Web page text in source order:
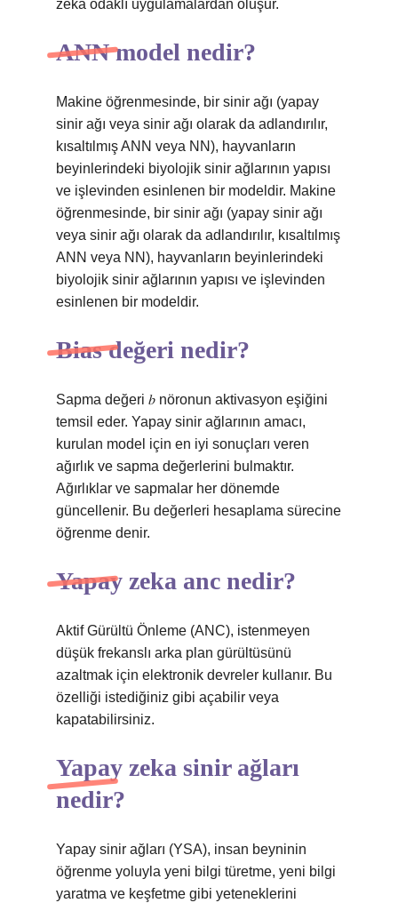
zeka odaklı uygulamalardan oluşur.
ANN model nedir?
Makine öğrenmesinde, bir sinir ağı (yapay
sinir ağı veya sinir ağı olarak da adlandırılır,
kısaltılmış ANN veya NN), hayvanların
beyinlerindeki biyolojik sinir ağlarının yapısı
ve işlevinden esinlenen bir modeldir. Makine
öğrenmesinde, bir sinir ağı (yapay sinir ağı
veya sinir ağı olarak da adlandırılır, kısaltılmış
ANN veya NN), hayvanların beyinlerindeki
biyolojik sinir ağlarının yapısı ve işlevinden
esinlenen bir modeldir.
Bias değeri nedir?
Sapma değeri 𝑏 nöronun aktivasyon eşiğini
temsil eder. Yapay sinir ağlarının amacı,
kurulan model için en iyi sonuçları veren
ağırlık ve sapma değerlerini bulmaktır.
Ağırlıklar ve sapmalar her dönemde
güncellenir. Bu değerleri hesaplama sürecine
öğrenme denir.
Yapay zeka anc nedir?
Aktif Gürültü Önleme (ANC), istenmeyen
düşük frekanslı arka plan gürültüsünü
azaltmak için elektronik devreler kullanır. Bu
özelliği istediğiniz gibi açabilir veya
kapatabilirsiniz.
Yapay zeka sinir ağları
nedir?
Yapay sinir ağları (YSA), insan beyninin
öğrenme yoluyla yeni bilgi türetme, yeni bilgi
yaratma ve keşfetme gibi yeteneklerini